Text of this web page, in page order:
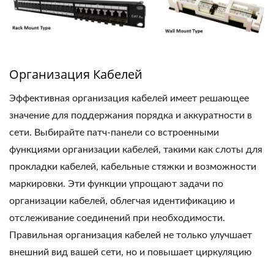
Организация Кабелей
Эффективная организация кабелей имеет решающее
значение для поддержания порядка и аккуратности в
сети. Выбирайте патч-панели со встроенными
функциями организации кабелей, такими как слоты для
прокладки кабелей, кабельные стяжки и возможности
маркировки. Эти функции упрощают задачи по
организации кабелей, облегчая идентификацию и
отслеживание соединений при необходимости.
Правильная организация кабелей не только улучшает
внешний вид вашей сети, но и повышает циркуляцию